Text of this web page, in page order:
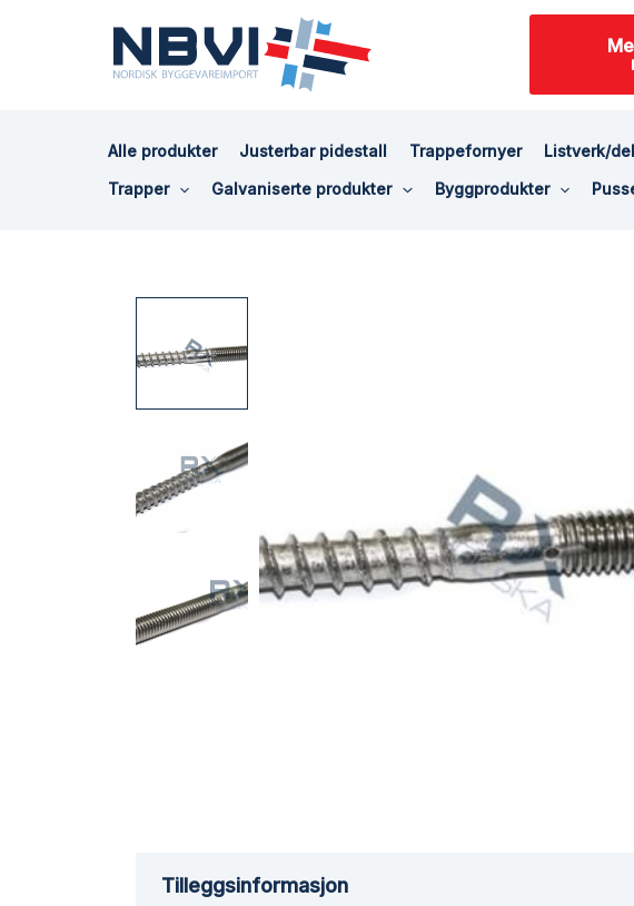
Alle produkter Justerbar pidestall Trappefornyer Listverk/
Trapper
Galvaniserte produkter Byggprodukter
Tilleggsinformasjon